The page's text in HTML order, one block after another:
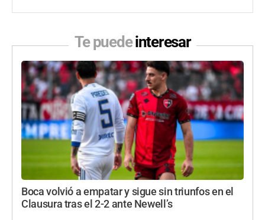
Te puedeinteresar
Boca volvió a empatar y sigue sin triunfos en el
Clausura tras el 2-2 ante Newell’s